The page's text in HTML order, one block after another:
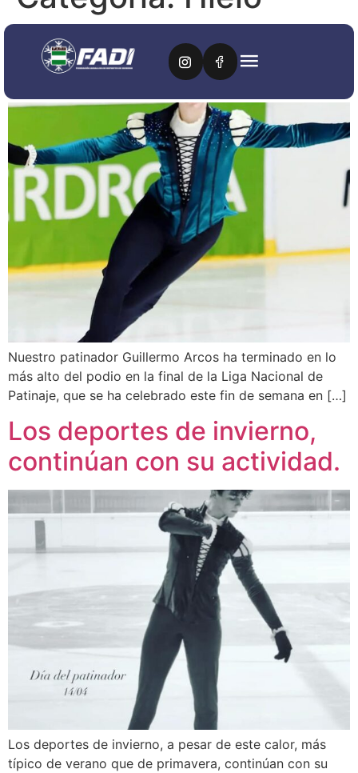
Broche de oro a una
temporada difícil
Nuestro patinador Guillermo Arcos ha terminado en lo
más alto del podio en la final de la Liga Nacional de
Patinaje, que se ha celebrado este fin de semana en […]
Los deportes de invierno,
continúan con su actividad.
Los deportes de invierno, a pesar de este calor, más
típico de verano que de primavera, continúan con su